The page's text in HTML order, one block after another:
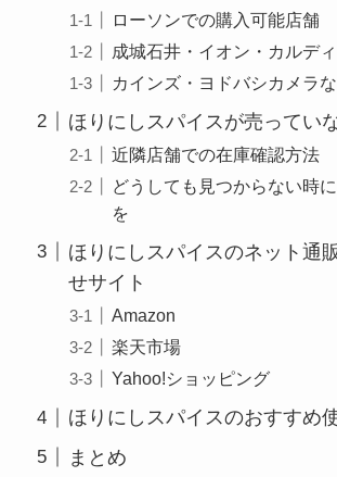
ローソンでの購入可能店舗
成城石井・イオン・カルデ
カインズ・ヨドバシカメラ
ほりにしスパイスが売ってい
近隣店舗での在庫確認方法
どうしても見つからない時
を
ほりにしスパイスのネット通
せサイト
Amazon
楽天市場
Yahoo!ショッピング
ほりにしスパイスのおすすめ
まとめ